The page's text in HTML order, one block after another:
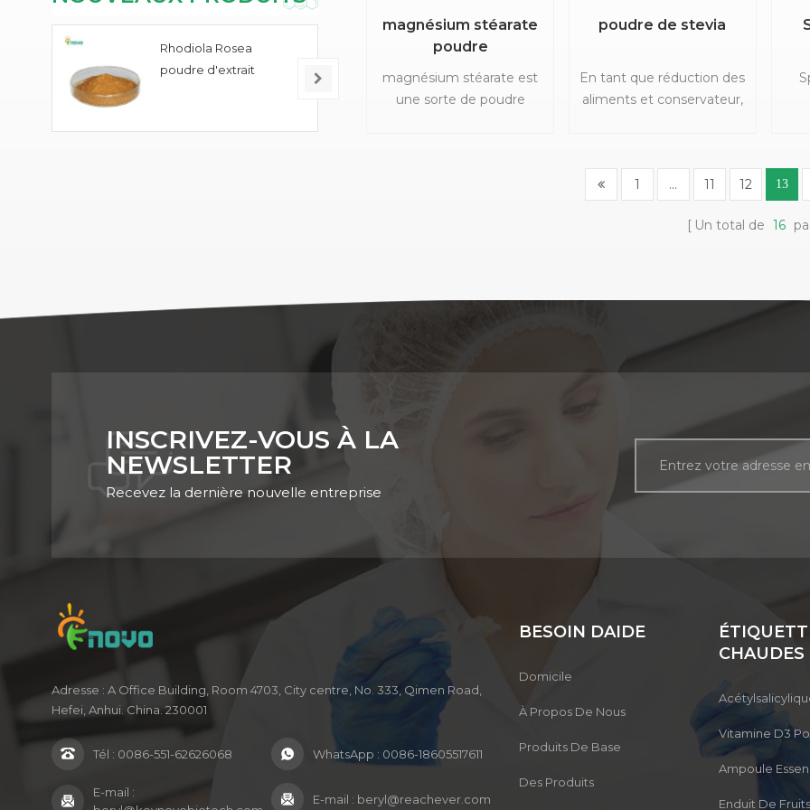
croissante, de la
promotion de la
circulation sanguine et du
dragage Collatères.
magnésium stéarate
poudre
magnésium stéarate est
une sorte de poudre
poudre de stevia
En tant que réduction des
aliments et conservateur,
de la douceur de la
calorie, Low-sel et anti-
1 ... 11 12 13
Un total de 16
Rhodiola Rosea
poudre d'extrait
INSCRIVEZ-VOUS À LA
NEWSLETTER
Recevez la dernière nouvelle entreprise
Adresse : A Office Building, Room 4703, City centre, No. 333, Qimen Road,
Hefei, Anhui. China. 230001
Tél : 0086-551-62626068 WhatsApp : 0086-18605517611
E-mail :
E-mail : beryl@reachever.com
BESOIN DAIDE
Domicile
À Propos De Nous
Produits De Base
Des Produits
CHAUDES
Vitamine D3
Ampoule
Enduit De